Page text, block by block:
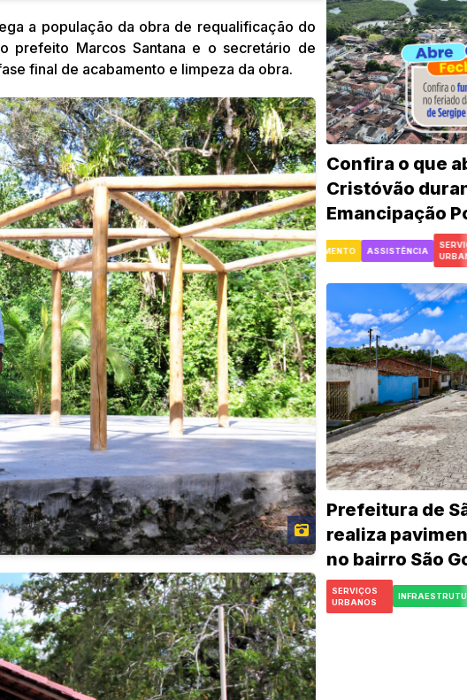
a população da obra de requalificação do
prefeito Marcos Santana e o secretário de
final de acabamento e limpeza da obra.
Confira o que
Cristóvão
Emancipação
DESENVOLVIMENTO ASSISTÊNCIA
SERVIÇOS
URBANOS
Prefeitura de
realiza
no bairro São
SERVIÇOS
URBANOS